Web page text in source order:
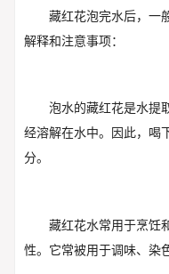
藏红花泡完水后，一
解释和注意事项：
泡水的藏红花是水提
经溶解在水中。因此，喝
分。
藏红花水常用于烹饪
性。它常被用于调味、染